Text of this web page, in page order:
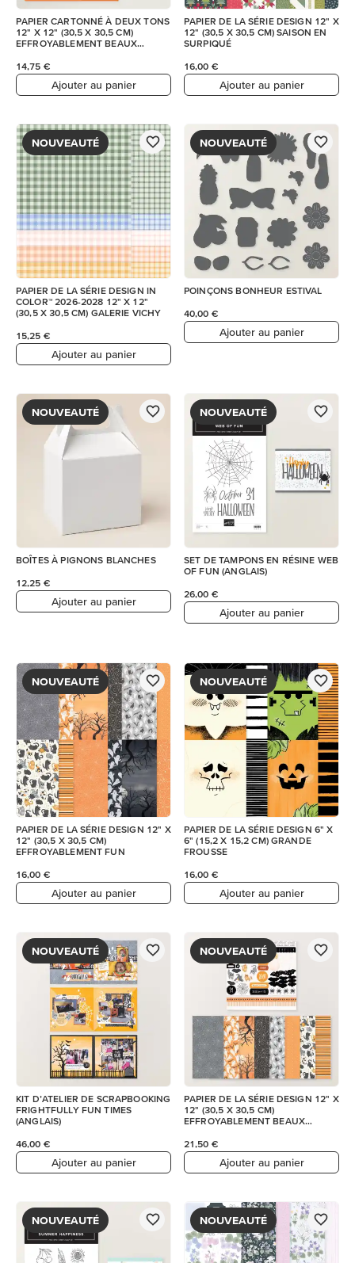
PAPIER CARTONNÉ À DEUX TONS
12" X 12" (30,5 X 30,5 CM)
EFFROYABLEMENT BEAUX
14,75 €
Ajouter au panier
PAPIER DE LA SÉRIE DESIGN 12" X
12" (30,5 X 30,5 CM) SAISON EN
SURPIQUÉ
16,00 €
Ajouter au panier
NOUVEAUTÉ
PAPIER DE LA SÉRIE DESIGN IN
COLOR™ 2026-2028 12" X 12"
(30,5 X 30,5 CM) GALERIE VICHY
15,25 €
Ajouter au panier
NOUVEAUTÉ
POINÇONS BONHEUR ESTIVAL
40,00 €
Ajouter au panier
NOUVEAUTÉ
BOÎTES À PIGNONS BLANCHES
12,25 €
Ajouter au panier
NOUVEAUTÉ
SET DE TAMPONS EN RÉSINE WEB
OF FUN (ANGLAIS)
26,00 €
Ajouter au panier
NOUVEAUTÉ
PAPIER DE LA SÉRIE DESIGN 12" X
12" (30,5 X 30,5 CM)
EFFROYABLEMENT FUN
16,00 €
Ajouter au panier
NOUVEAUTÉ
PAPIER DE LA SÉRIE DESIGN 6" X
6" (15,2 X 15,2 CM) GRANDE
FROUSSE
16,00 €
Ajouter au panier
NOUVEAUTÉ
KIT D’ATELIER DE SCRAPBOOKING
FRIGHTFULLY FUN TIMES
(ANGLAIS)
46,00 €
Ajouter au panier
NOUVEAUTÉ
PAPIER DE LA SÉRIE DESIGN 12" X
12" (30,5 X 30,5 CM)
EFFROYABLEMENT BEAUX
21,50 €
Ajouter au panier
NOUVEAUTÉ NOUVEAUTÉ